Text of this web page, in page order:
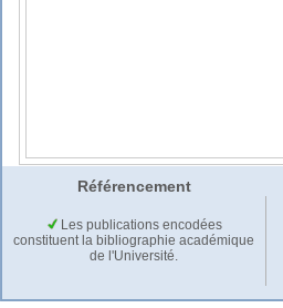
Référencement
Les publications encodées
constituent la bibliographie académique
de l'Université.